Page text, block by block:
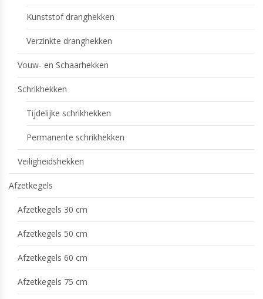
Kunststof dranghekken
Verzinkte dranghekken
Vouw- en Schaarhekken
Schrikhekken
Tijdelijke schrikhekken
Permanente schrikhekken
Veiligheidshekken
Afzetkegels
Afzetkegels 30 cm
Afzetkegels 50 cm
Afzetkegels 60 cm
Afzetkegels 75 cm